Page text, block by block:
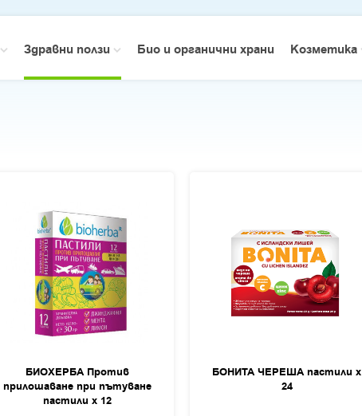
Здравни ползи Био и органични храни Козметика
БИОХЕРБА Против
прилошаване при пътуване
пастили х 12
БОНИТА ЧЕРЕША пастили х
24